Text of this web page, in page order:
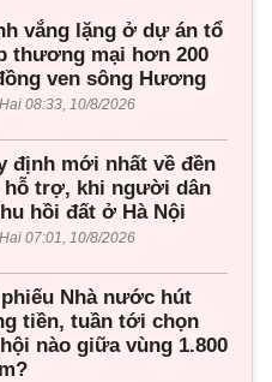
vắng lặng ở dự án tổ
thương mại hơn 200
ven sông Hương
08:33, 10/8/2026
định mới nhất về đền
hỗ trợ, khi người dân
hồi đất ở Hà Nội
07:01, 10/8/2026
Nhà nước hút
tiền, tuần tới chọn
nào giữa vùng 1.800